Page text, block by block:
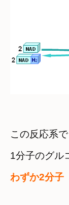
この反応系
わずか2分子